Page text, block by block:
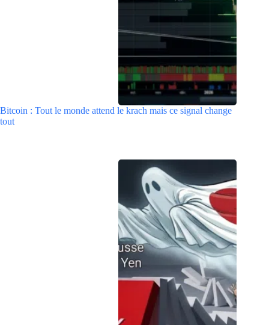
Bitcoin : Tout le monde attend le krach mais ce signal change
tout